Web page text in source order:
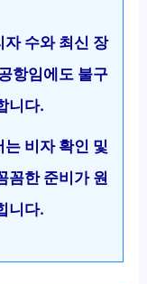
수와 최신 장
항임에도 불구
니다.
비자 확인 및
꼼한 준비가 원
니다.